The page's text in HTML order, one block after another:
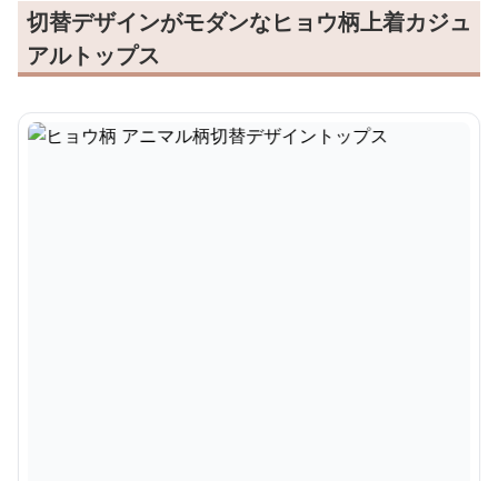
切替デザインがモダンなヒョウ柄上着カジュ
アルトップス